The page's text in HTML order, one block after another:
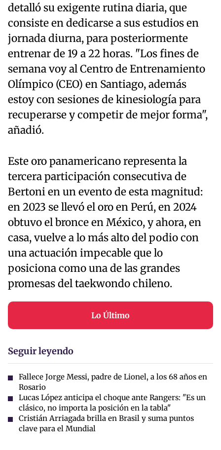
detalló su exigente rutina diaria, que
consiste en dedicarse a sus estudios en
jornada diurna, para posteriormente
entrenar de 19 a 22 horas. "Los fines de
semana voy al Centro de Entrenamiento
Olímpico (CEO) en Santiago, además
estoy con sesiones de kinesiología para
recuperarse y competir de mejor forma",
añadió.
Este oro panamericano representa la
tercera participación consecutiva de
Bertoni en un evento de esta magnitud:
en 2023 se llevó el oro en Perú, en 2024
obtuvo el bronce en México, y ahora, en
casa, vuelve a lo más alto del podio con
una actuación impecable que lo
posiciona como una de las grandes
promesas del taekwondo chileno.
Lo Último
Seguir leyendo
Fallece Jorge Messi, padre de Lionel, a los 68 años en
Rosario
Lucas López anticipa el choque ante Rangers: "Es un
clásico, no importa la posición en la tabla"
Cristián Arriagada brilla en Brasil y suma puntos
clave para el Mundial